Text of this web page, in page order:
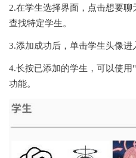
2.在学生选择界面，点击想要
查找特定学生。
3.添加成功后，单击学生头像进
4.长按已添加的学生，可以使
功能。